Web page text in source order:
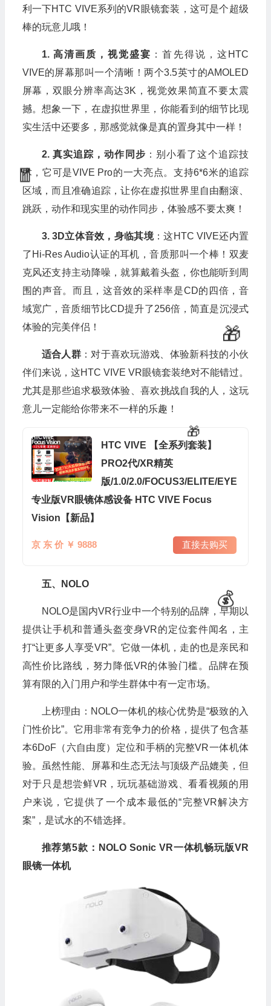
利一下HTC VIVE系列的VR眼镜套装，这可是个超级
棒的玩意儿哦！
1. 高清画质，视觉盛宴 ：首先得说，这HTC
VIVE的屏幕那叫一个清晰！两个3.5英寸的AMOLED
屏幕，双眼分辨率高达3K，视觉效果简直不要太震
撼。想象一下，在虚拟世界里，你能看到的细节比现
实生活中还要多，那感觉就像是真的置身其中一样！
2. 真实追踪，动作同步 ：别小看了这个追踪技
术，它可是VIVE Pro的一大亮点。支持6*6米的追踪
区域，而且准确追踪，让你在虚拟世界里自由翻滚、
跳跃，动作和现实里的动作同步，体验感不要太爽！
3. 3D立体音效，身临其境：这HTC VIVE还内置
了Hi-Res Audio认证的耳机，音质那叫一个棒！双麦
克风还支持主动降噪，就算戴着头盔，你也能听到周
围的声音。而且，这音效的采样率是CD的四倍，音
域宽广，音质细节比CD提升了256倍，简直是沉浸式
体验的完美伴侣！
适合人群：对于喜欢玩游戏、体验新科技的小伙
伴们来说，这HTC VIVE VR眼镜套装绝对不能错过。
尤其是那些追求极致体验、喜欢挑战自我的人，这玩
意儿一定能给你带来不一样的乐趣！
HTC VIVE 【全系列套装】
PRO2代/XR精英
版/1.0/2.0/FOCUS3/ELITE/EYE
专业版VR眼镜体感设备 HTC VIVE Focus
Vision【新品】
京 东 价 ￥ 9888 直接去购买
五、NOLO
NOLO是国内VR行业中一个特别的品牌，早期以
提供让手机和普通头盔变身VR的定位套件闻名，主
打“让更多人享受VR”。它做一体机，走的也是亲民和
高性价比路线，努力降低VR的体验门槛。品牌在预
算有限的入门用户和学生群体中有一定市场。
上榜理由：NOLO一体机的核心优势是“极致的入
门性价比”。它用非常有竞争力的价格，提供了包含基
本6DoF（六自由度）定位和手柄的完整VR一体机体
验。虽然性能、屏幕和生态无法与顶级产品媲美，但
对于只是想尝鲜VR，玩玩基础游戏、看看视频的用
户来说，它提供了一个成本最低的“完整VR解决方
案”，是试水的不错选择。
推荐第5款：NOLO Sonic VR一体机畅玩版VR
眼镜一体机